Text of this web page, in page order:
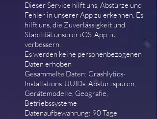
Dieser Service hilft uns, Abstürze und
Fehler in unserer App zu erkennen. Es
hilft uns, die Zuverlässigkeit und
Stabilität unserer iOS-App zu
verbessern.
Es werden keine personenbezogenen
Daten erhoben
Gesammelte Daten: Crashlytics-
Installations-UUIDs, Absturzspuren,
Gerätemodelle, Geografie,
Betriebssysteme
Datenaufbewahrung: 90 Tage